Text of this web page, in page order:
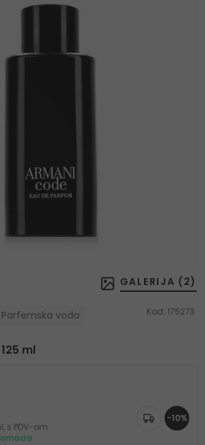
GALERIJA ( 2)
Parfemska voda Kod: 175273
ml
s PDV-om
-10%